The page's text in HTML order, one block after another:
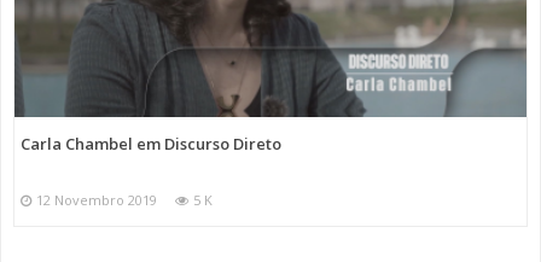
Carla Chambel em Discurso Direto
12 Novembro 2019 5 K